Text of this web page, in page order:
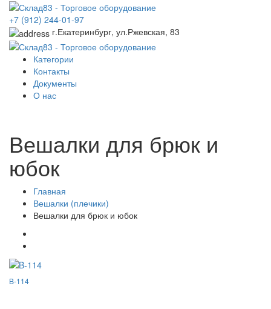
+7 (912) 244-01-97
г.Екатеринбург, ул.Ржевская, 83
Категории
Контакты
Документы
О нас
Вешалки для брюк и
юбок
Главная
Вешалки (плечики)
Вешалки для брюк и юбок
B-114